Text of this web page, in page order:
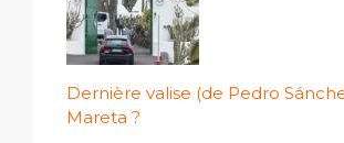
Dernière valise (de Pedro
Mareta ?